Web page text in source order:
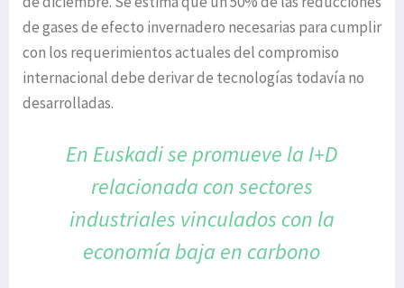
de gases de efecto invernadero necesarias para cumplir
con los requerimientos actuales del compromiso
internacional debe derivar de tecnologías todavía no
desarrolladas.
En Euskadi se promueve la I+D
relacionada con sectores
industriales vinculados con la
economía baja en carbono